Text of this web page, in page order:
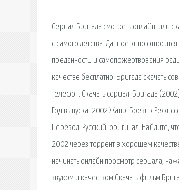
Сериал Бригада смотреть онлайн, или
с самого детства. Данное кино
преданности и самопожертвования
качестве бесплатно. Бригада скачать
телефон. Скачать сериал. Бригада
Год выпуска: 2002 Жанр: Боевик
Перевод: Русский, оригинал. Найдите,
2002 через торрент в хорошем
начинать онлайн просмотр сериала,
звуком и качеством Скачать фильм